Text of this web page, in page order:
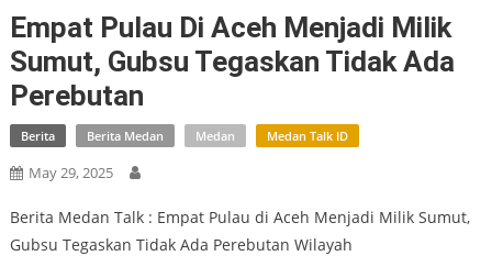
Empat Pulau Di Aceh Menjadi Milik
Sumut, Gubsu Tegaskan Tidak Ada
Perebutan
Berita Berita Medan Medan Medan Talk ID
May 29, 2025
Berita Medan Talk : Empat Pulau di Aceh Menjadi Milik Sumut,
Gubsu Tegaskan Tidak Ada Perebutan Wilayah